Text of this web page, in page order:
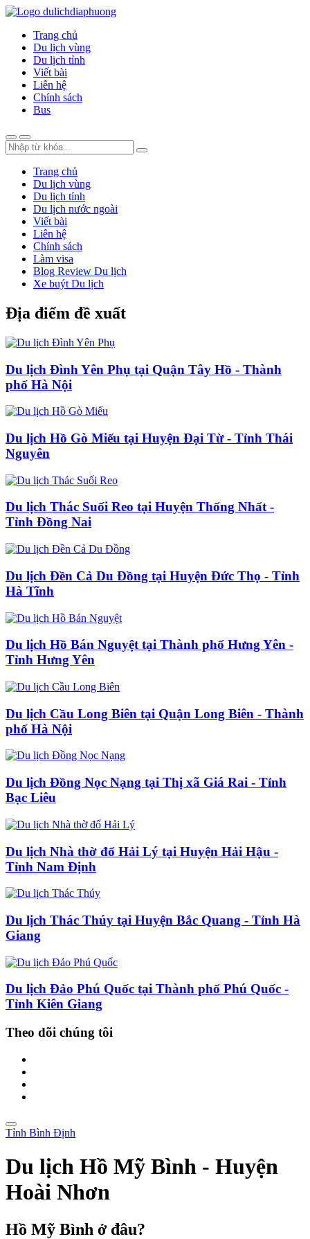
Trang chủ
Du lịch vùng
Du lịch tỉnh
Viết bài
Liên hệ
Chính sách
Bus
Trang chủ
Du lịch vùng
Du lịch tỉnh
Du lịch nước ngoài
Viết bài
Liên hệ
Chính sách
Làm visa
Blog Review Du lịch
Xe buýt Du lịch
Địa điểm đề xuất
Du lịch Đình Yên Phụ tại Quận Tây Hồ - Thành
phố Hà Nội
Du lịch Hồ Gò Miếu tại Huyện Đại Từ - Tỉnh Thái
Nguyên
Du lịch Thác Suối Reo tại Huyện Thống Nhất -
Tỉnh Đồng Nai
Du lịch Đền Cả Du Đồng tại Huyện Đức Thọ - Tỉnh
Hà Tĩnh
Du lịch Hồ Bán Nguyệt tại Thành phố Hưng Yên -
Tỉnh Hưng Yên
Du lịch Cầu Long Biên tại Quận Long Biên - Thành
phố Hà Nội
Du lịch Đồng Nọc Nạng tại Thị xã Giá Rai - Tỉnh
Bạc Liêu
Du lịch Nhà thờ đổ Hải Lý tại Huyện Hải Hậu -
Tỉnh Nam Định
Du lịch Thác Thúy tại Huyện Bắc Quang - Tỉnh Hà
Giang
Du lịch Đảo Phú Quốc tại Thành phố Phú Quốc -
Tỉnh Kiên Giang
Theo dõi chúng tôi
Tỉnh Bình Định
Du lịch Hồ Mỹ Bình - Huyện
Hoài Nhơn
Hồ Mỹ Bình ở đâu?